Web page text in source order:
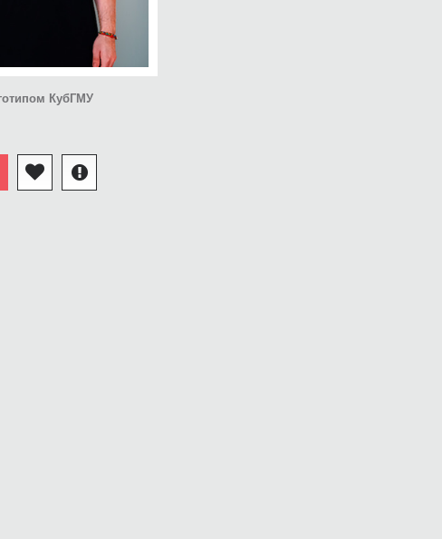
КубГМУ